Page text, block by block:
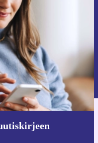
tarjousta.
tietosuojaselosteestamme.